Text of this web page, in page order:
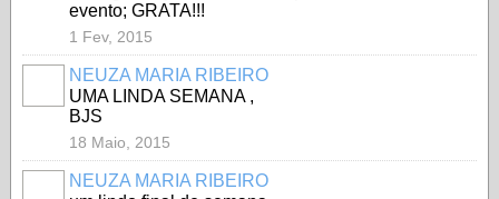
evento; GRATA!!!
1 Fev, 2015
NEUZA MARIA RIBEIRO
UMA LINDA SEMANA ,
BJS
18 Maio, 2015
NEUZA MARIA RIBEIRO